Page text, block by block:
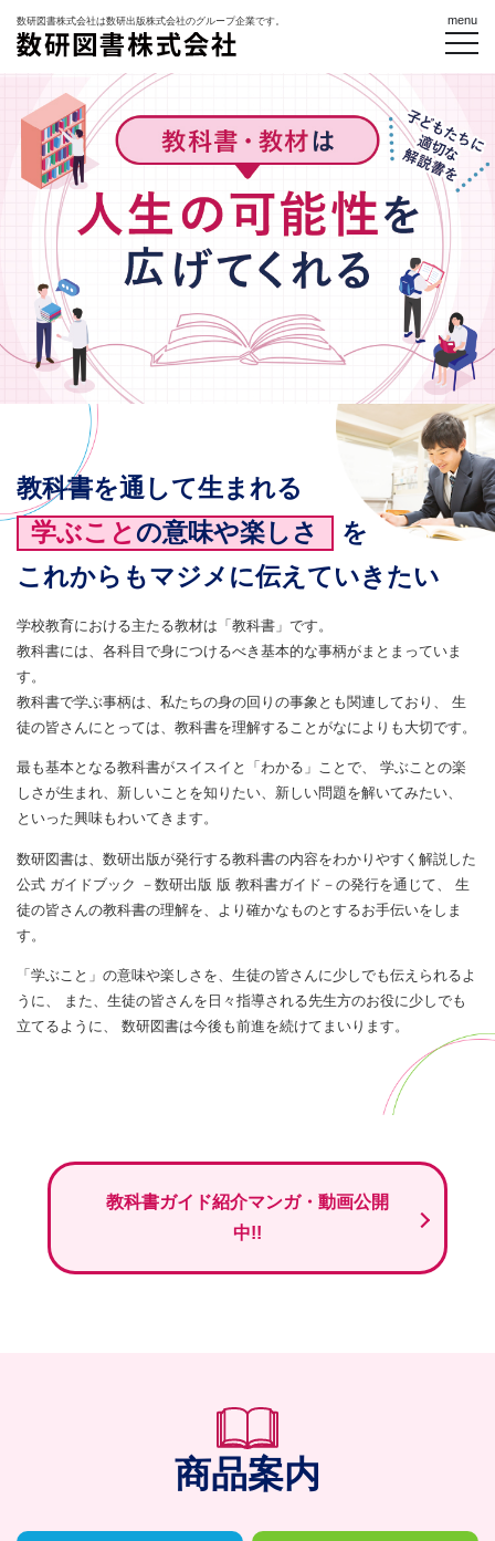
数研図書株式会社は数研出版株式会社のグループ企業です。 menu
教科書を通して生まれる
学ぶことの意味や楽しさ
を
これからもマジメに伝えていきたい
学校教育における主たる教材は「教科書」です。
教科書には、各科目で身につけるべき基本的な事柄がまとまっていま
す。
教科書で学ぶ事柄は、私たちの身の回りの事象とも関連しており、
生
徒の皆さんにとっては、教科書を理解することがなによりも大切です。
最も基本となる教科書がスイスイと「わかる」ことで、
学ぶことの楽
しさが生まれ、新しいことを知りたい、新しい問題を解いてみたい、
といった興味もわいてきます。
数研図書は、数研出版が発行する教科書の内容をわかりやすく解説した
公式 ガイドブック －数研出版 版 教科書ガイド－の発行を通じて、
生
徒の皆さんの教科書の理解を、より確かなものとするお手伝いをしま
す。
「学ぶこと」の意味や楽しさを、生徒の皆さんに少しでも伝えられるよ
うに、
また、生徒の皆さんを日々指導される先生方のお役に少しでも
立てるように、
数研図書は今後も前進を続けてまいります。
教科書ガイド紹介マンガ・動画公開
中!!
商品案内